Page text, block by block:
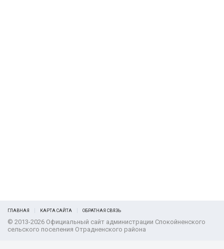
ГЛАВНАЯ КАРТА САЙТА ОБРАТНАЯ СВЯЗЬ
© 2013-2026 Официальный сайт администрации Спокойненского
сельского поселения Отрадненского района